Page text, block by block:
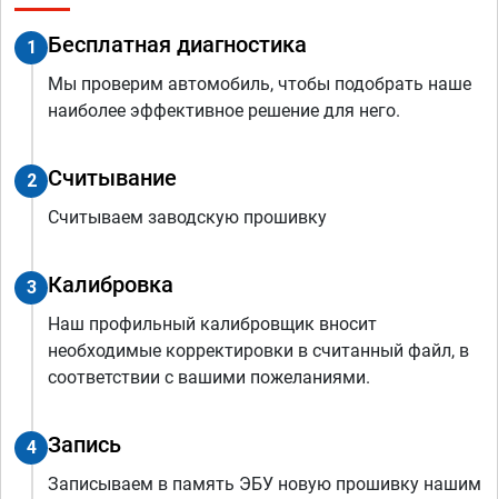
1 Бесплатная диагностика
Мы проверим автомобиль, чтобы подобрать наше
наиболее эффективное решение для него.
2 Считывание
Считываем заводскую прошивку
3 Калибровка
Наш профильный калибровщик вносит
необходимые корректировки в считанный файл, в
соответствии с вашими пожеланиями.
4 Запись
Записываем в память ЭБУ новую прошивку нашим